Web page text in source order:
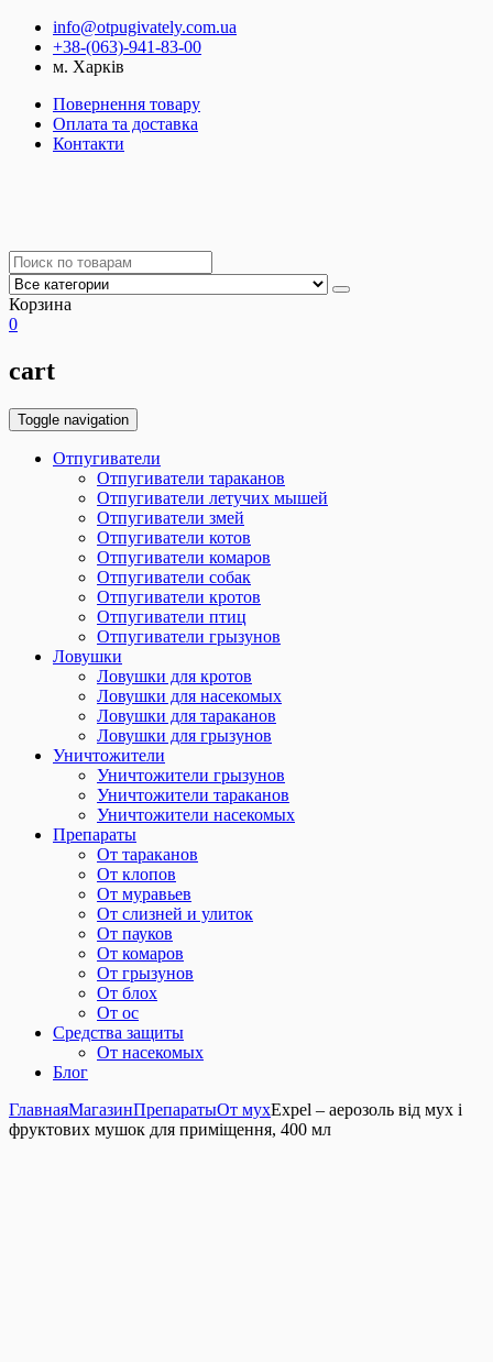
info@otpugivately.com.ua
+38-(063)-941-83-00
м. Харків
Повернення товару
Оплата та доставка
Контакти
Корзина
0
cart
Toggle navigation
Отпугиватели
Отпугиватели тараканов
Отпугиватели летучих мышей
Отпугиватели змей
Отпугиватели котов
Отпугиватели комаров
Отпугиватели собак
Отпугиватели кротов
Отпугиватели птиц
Отпугиватели грызунов
Ловушки
Ловушки для кротов
Ловушки для насекомых
Ловушки для тараканов
Ловушки для грызунов
Уничтожители
Уничтожители грызунов
Уничтожители тараканов
Уничтожители насекомых
Препараты
От тараканов
От клопов
От муравьев
От слизней и улиток
От пауков
От комаров
От грызунов
От блох
От ос
Средства защиты
От насекомых
Блог
ГлавнаяМагазинПрепаратыОт мухExpel – аерозоль від мух і
фруктових мушок для приміщення, 400 мл